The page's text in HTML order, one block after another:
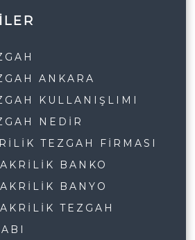
ANKARA
KULLANIŞLIMI
NEDIR
TEZGAH FIRMASI
BANKO
BANYO
TEZGAH